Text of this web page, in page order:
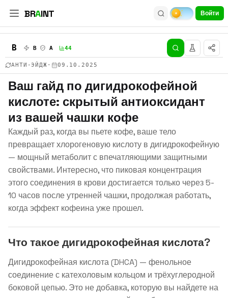
BRAINT Войти
B B A 44
АНТИ-ЭЙДЖ · 09.10.2025
Ваш гайд по дигидрокофейной
кислоте: скрытый антиоксидант
из вашей чашки кофе
Каждый раз, когда вы пьете кофе, ваше тело
превращает хлорогеновую кислоту в дигидрокофейную
— мощный метаболит с впечатляющими защитными
свойствами. Интересно, что пиковая концентрация
этого соединения в крови достигается только через 5-
10 часов после утренней чашки, продолжая работать,
когда эффект кофеина уже прошел.
Что такое дигидрокофейная кислота?
Дигидрокофейная кислота (DHCA) — фенольное
соединение с катехоловым кольцом и трёхуглеродной
боковой цепью. Это не добавка, которую вы найдете на